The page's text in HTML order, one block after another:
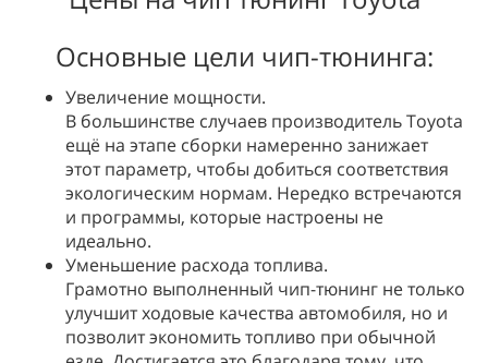
Основные цели чип-тюнинга:
Увеличение мощности.
В большинстве случаев производитель Toyota
ещё на этапе сборки намеренно занижает
этот параметр, чтобы добиться соответствия
экологическим нормам. Нередко встречаются
и программы, которые настроены не
идеально.
Уменьшение расхода топлива.
Грамотно выполненный чип-тюнинг не только
улучшит ходовые качества автомобиля, но и
позволит экономить топливо при обычной